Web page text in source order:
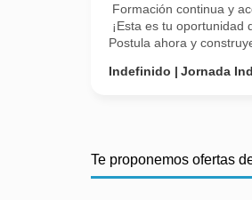
Formación continua y
¡Esta es tu oportunidad
Postula ahora y
Indefinido
Jornada
Te proponemos ofertas